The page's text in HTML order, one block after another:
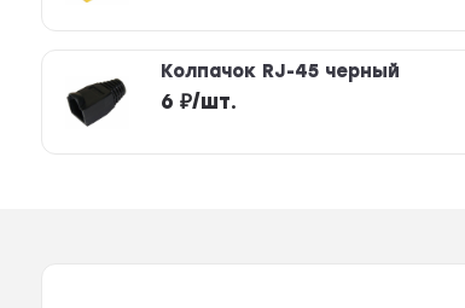
Колпачок RJ-45 черный
6 ₽/шт.